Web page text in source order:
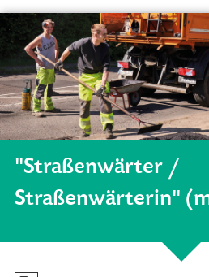
"Straßenwärter /
Straßenwärterin"